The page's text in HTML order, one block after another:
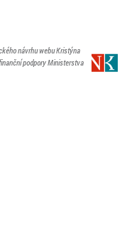
návrhu webu Kristýna
podpory Ministerstva